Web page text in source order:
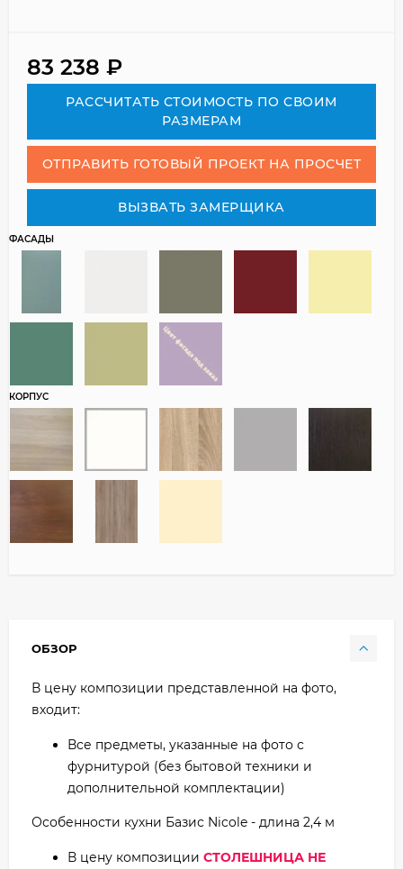
83 238 ₽
РАСCЧИТАТЬ СТОИМОСТЬ ПО СВОИМ
РАЗМЕРАМ
ОТПРАВИТЬ ГОТОВЫЙ ПРОЕКТ НА ПРОСЧЕТ
ВЫЗВАТЬ ЗАМЕРЩИКА
ФАСАДЫ
КОРПУС
ОБЗОР
В цену композиции представленной на фото,
входит:
Все предметы, указанные на фото с
фурнитурой (без бытовой техники и
дополнительной комплектации)
Особенности кухни Базис Nicole - длина 2,4 м
В цену композиции СТОЛЕШНИЦА НЕ